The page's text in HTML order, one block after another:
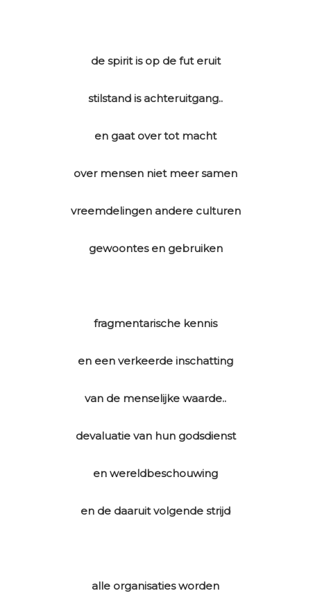
de spirit is op de fut eruit
stilstand is achteruitgang..
en gaat over tot macht
over mensen niet meer samen
vreemdelingen andere culturen
gewoontes en gebruiken
fragmentarische kennis
en een verkeerde inschatting
van de menselijke waarde..
devaluatie van hun godsdienst
en wereldbeschouwing
en de daaruit volgende strijd
alle organisaties worden